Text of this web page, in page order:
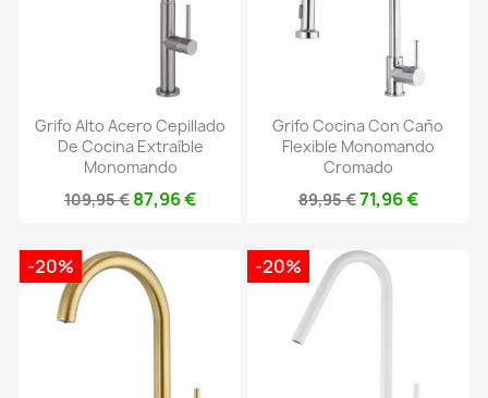
Grifo Alto Acero Cepillado
De Cocina Extraíble
Monomando
109,95 € 87,96 €
Grifo Cocina Con Caño
Flexible Monomando
Cromado
89,95 €71,96 €
-20% -20%